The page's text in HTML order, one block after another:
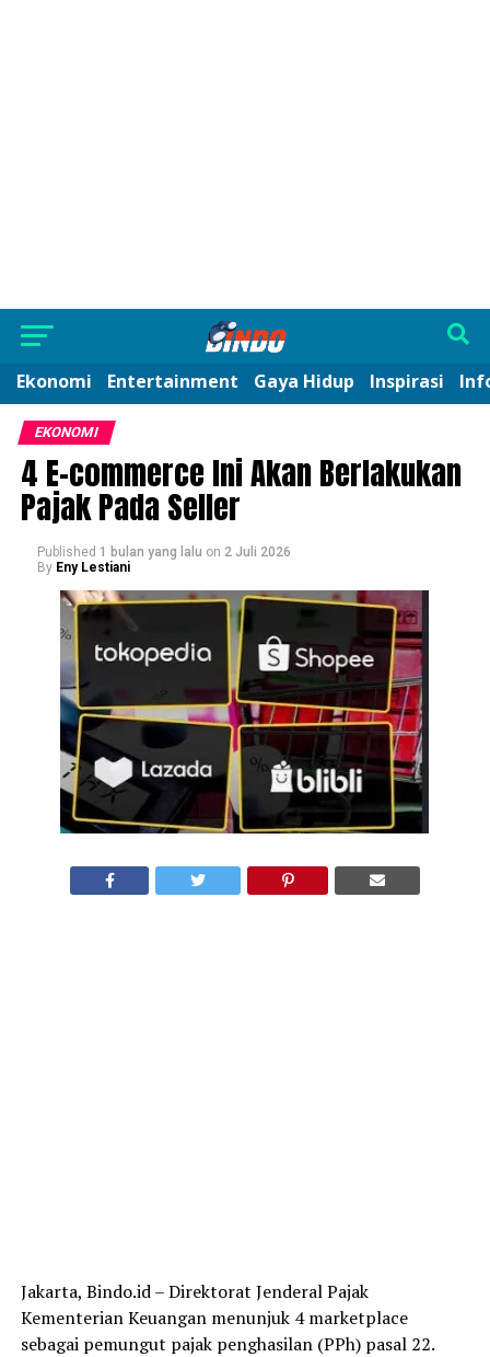
Ekonomi Entertainment Gaya Hidup Inspirasi
EKONOMI
4 E-commerce Ini Akan Berlakukan
Pajak Pada Seller
Published 1 bulan yang lalu on 2 Juli 2026
By Eny Lestiani
Jakarta, Bindo.id – Direktorat Jenderal Pajak
Kementerian Keuangan menunjuk 4 marketplace
sebagai pemungut pajak penghasilan (PPh) pasal 22.